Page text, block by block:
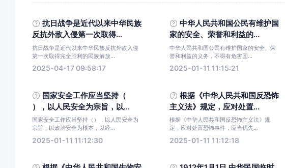
抗日战争是近代以来中华民族
反抗外敌入侵第一次取得...
抗日战争是近代以来中华民族反抗外敌入侵
第一次取得完全胜利的民族解放...
2025-04-17 09:58:17
中华人民共和国公民有维护国
家的安全、荣誉和利益的...
中华人民共和国公民有维护国家的安全、荣
誉和利益的义务，不得有危害国...
2025-01-11 11:15:21
国家安全工作应当坚持（
），以人民安全为宗旨，以...
国家安全工作应当坚持（），以人民安全为
宗旨，以政治安全为根本，以经...
2025-01-11 11:12:30
根据《中华人民共和国反恐怖
主义法》规定，应对处置...
根据《中华人民共和国反恐怖主义法》规
定，应对处置恐怖事件，应当优先...
2025-01-11 11:12:18